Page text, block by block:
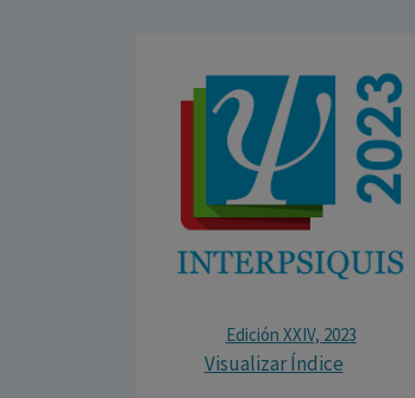
Edición XXIV, 2023
Visualizar Índice